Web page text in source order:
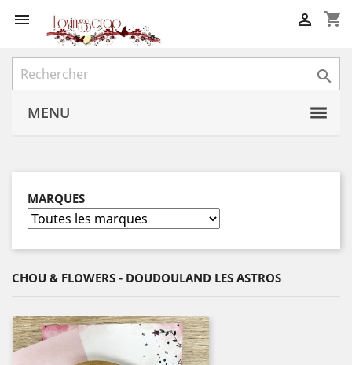
 shopping_cart


MENU
MARQUES
CHOU & FLOWERS - DOUDOULAND LES ASTROS